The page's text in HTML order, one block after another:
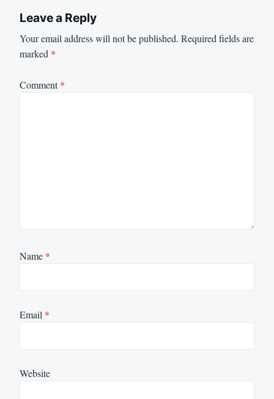
Leave a Reply
Your email address will not be published. Required fields are
marked *
Comment*
Name *
Email *
Website